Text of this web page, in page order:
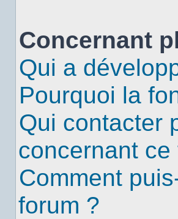
Concernant
Qui a
Pourquoi la
Qui contacter
concernant ce
Comment
forum ?